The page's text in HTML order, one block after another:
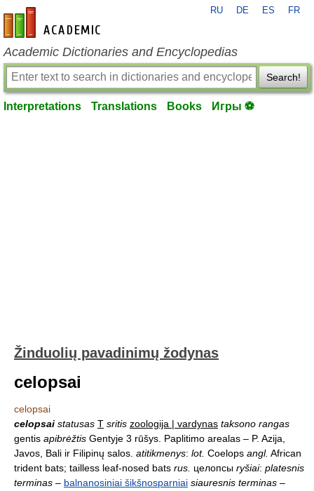
en-academic.com
RU DE ES FR
Academic Dictionaries and Encyclopedias
Search!
Interpretations Translations Books Игры ⚽
Žinduolių pavadinimų žodynas
celopsai
celopsai
celopsai statusas T sritis zoologija | vardynas taksono rangas
gentis apibrėžtis Gentyje 3 rūšys. Paplitimo arealas – P. Azija,
Javos, Bali ir Filipinų salos. atitikmenys: lot. Coelops angl. African
trident bats; tailless leaf-nosed bats rus. целопсы ryšiai: platesnis
terminas – balnanosiniai šikšnosparniai siauresnis terminas –